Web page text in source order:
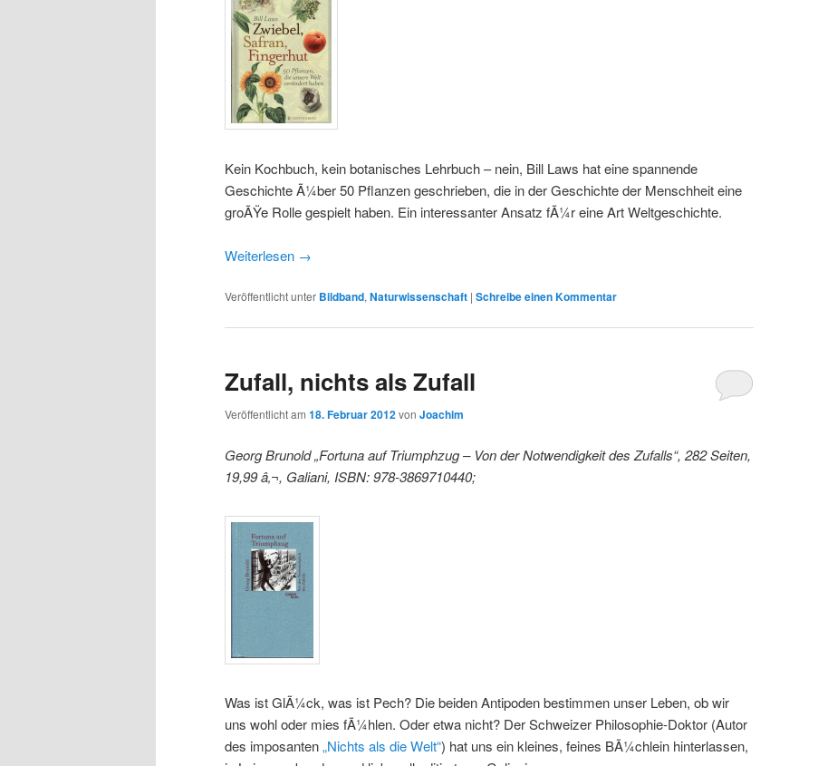
Kein Kochbuch, kein botanisches Lehrbuch – nein, Bill Laws hat eine spannende
Geschichte Ã¼ber 50 Pflanzen geschrieben, die in der Geschichte der Menschheit eine
groÃŸe Rolle gespielt haben. Ein interessanter Ansatz fÃ¼r eine Art Weltgeschichte.
Weiterlesen →
Veröffentlicht unter Bildband,Naturwissenschaft | Schreibe einen Kommentar
Zufall, nichts als Zufall
Veröffentlicht am 18. Februar 2012von Joachim
Georg Brunold „Fortuna auf Triumphzug – Von der Notwendigkeit des Zufalls“, 282 Seiten,
19,99 â‚¬, Galiani, ISBN: 978-3869710440;
Was ist GlÃ¼ck, was ist Pech? Die beiden Antipoden bestimmen unser Leben, ob wir
uns wohl oder mies fÃ¼hlen. Oder etwa nicht? Der Schweizer Philosophie-Doktor (Autor
des imposanten„Nichts als die Welt“) hat uns ein kleines, feines BÃ¼chlein hinterlassen,